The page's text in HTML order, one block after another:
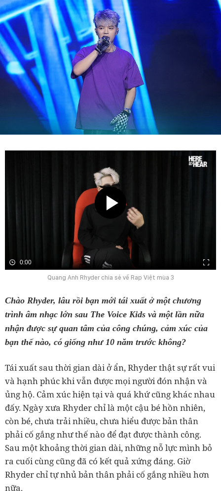
0:00
Quang Anh Rhyder chia sẻ về Rap Việt mùa 3
Chào Rhyder, lâu rồi bạn mới tái xuất ở một chương
trình âm nhạc lớn sau The Voice Kids và một lần nữa
nhận được sự quan tâm của công chúng, cảm xúc của
bạn thế nào, có giống như 10 năm trước không?
Tái xuất sau thời gian dài ở ẩn, Rhyder thật sự rất vui
và hạnh phúc khi vẫn được mọi người đón nhận và
ủng hộ. Cảm xúc hiện tại và quá khứ cũng khác nhau
đấy. Ngày xưa Rhyder chỉ là một cậu bé hồn nhiên,
còn bé, chưa trải nhiều, chưa hiểu được bản thân
phải cố gắng như thế nào để đạt được thành công.
Sau một khoảng thời gian dài, những nỗ lực mình bỏ
ra cuối cùng cũng đã có kết quả xứng đáng. Giờ
Rhyder chỉ tự nhủ bản thân phải cố gắng nhiều hơn
nữa.